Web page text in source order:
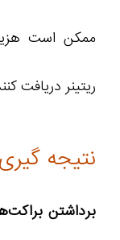
ممکن است
ریتینر دریافت
نتیجه گیری
برداشتن